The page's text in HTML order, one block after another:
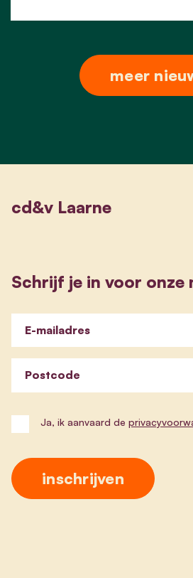
meer
cd&v Laarne
Schrijf je in voor onze
E-mailadres
Postcode
Ja, ik aanvaard de